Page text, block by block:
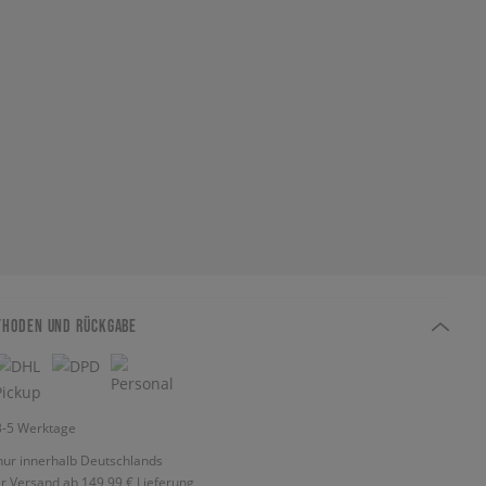
UND RÜCKGABE
5 Werktage
innerhalb Deutschlands
Versand ab 149,99 € Lieferung